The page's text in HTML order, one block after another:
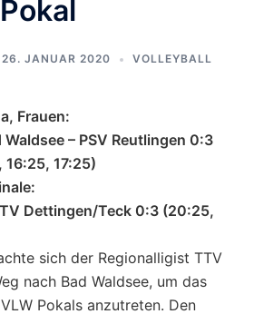
26. JANUAR 2020 VOLLEYBALL
Frauen:
Waldsee – PSV Reutlingen 0:3
16:25, 17:25)
Dettingen/Teck 0:3 (20:25,
sich der Regionalligist TTV
nach Bad Waldsee, um das
Pokals anzutreten. Den